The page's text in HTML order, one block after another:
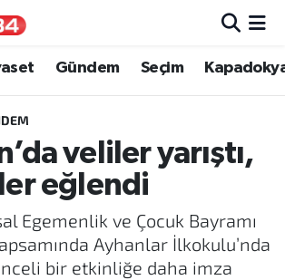
Gündem Seçim
veliler yarıştı,
eğlendi
Egemenlik ve Çocuk Bayramı
Ayhanlar İlkokulu’nda
bir etkinliğe daha imza